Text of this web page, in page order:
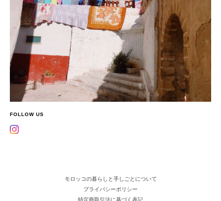
FOLLOW US
モロッコの暮らしと手しごとについて
プライバシーポリシー
特定商取引法に基づく表記